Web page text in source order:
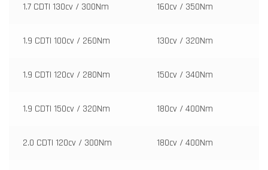
1.7 CDTI 130cv / 300Nm 160cv / 350Nm
1.9 CDTI 100cv / 260Nm 130cv / 320Nm
1.9 CDTI 120cv / 280Nm 150cv / 340Nm
1.9 CDTI 150cv / 320Nm 180cv / 400Nm
2.0 CDTI 120cv / 300Nm 180cv / 400Nm